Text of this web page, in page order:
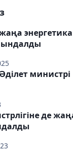
энергетика
министрі
де